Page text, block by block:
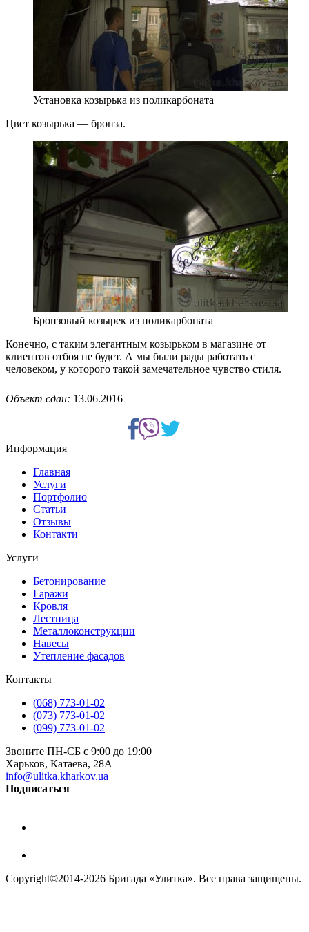
Установка козырька из поликарбоната
Цвет козырька — бронза.
Бронзовый козырек из поликарбоната
Конечно, с таким элегантным козырьком в магазине от
клиентов отбоя не будет. А мы были рады работать с
человеком, у которого такой замечательное чувство стиля.
Объект сдан: 13.06.2016
Информация
Главная
Услуги
Портфолио
Статьи
Отзывы
Контакти
Услуги
Бетонирование
Гаражи
Кровля
Лестница
Металлоконструкции
Навесы
Утепление фасадов
Контакты
(068) 773-01-02
(073) 773-01-02
(099) 773-01-02
Звоните ПН-СБ с 9:00 до 19:00
Харьков, Катаева, 28А
info@ulitka.kharkov.ua
Подписаться
Сopyright©2014-2026 Бригада «Улитка». Все права защищены.